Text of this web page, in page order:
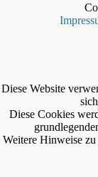
Diese Website
Diese Cookies
Weitere Hinweise